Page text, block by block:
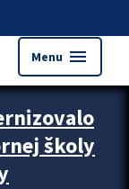
Menu menu
školy